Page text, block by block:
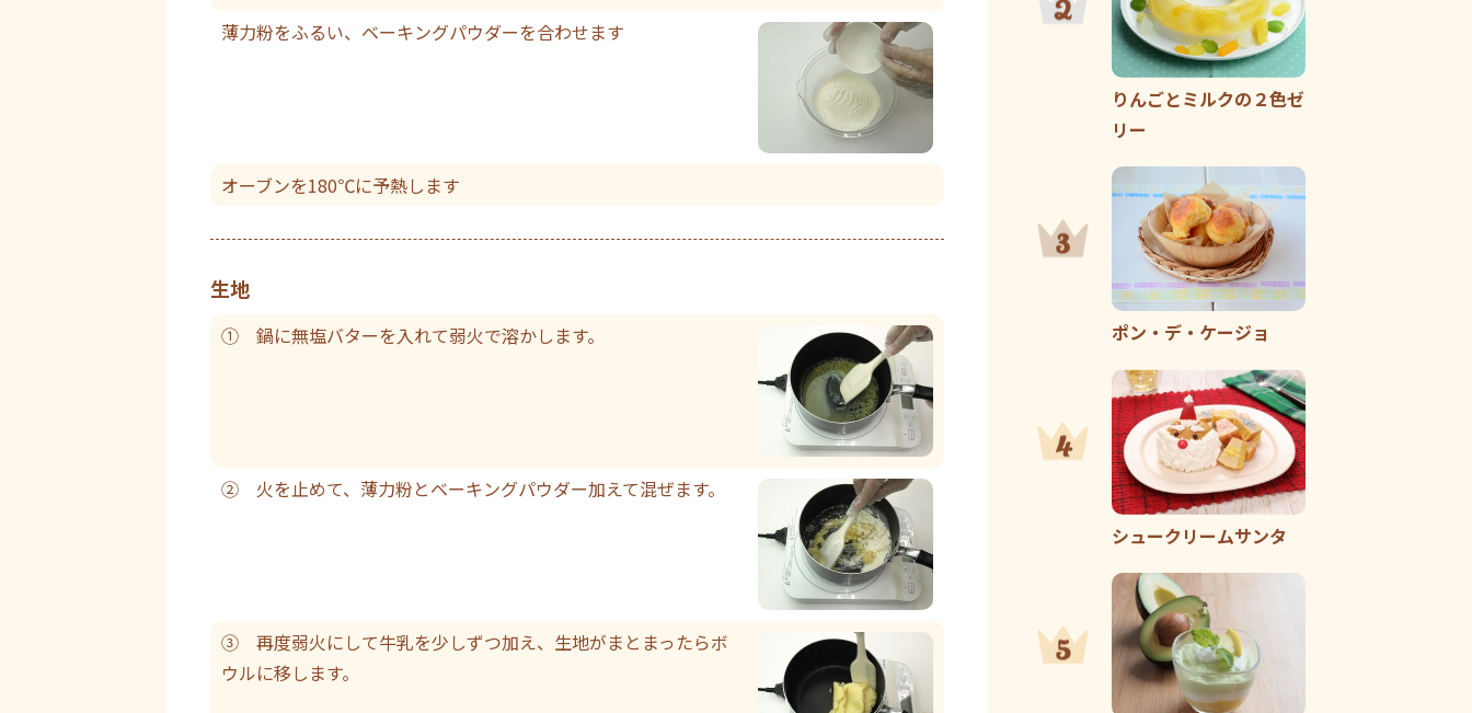
薄力粉をふるい、ベーキングパウダーを合わせます
オーブンを180℃に予熱します
生地
① 鍋に無塩バターを入れて弱火で溶かします。
② 火を止めて、薄力粉とベーキングパウダー加えて混ぜます。
③ 再度弱火にして牛乳を少しずつ加え、生地がまとまったらボ
ウルに移します。
りんごとミルクの２色ゼ
リー
ポン・デ・ケージョ
シュークリームサンタ